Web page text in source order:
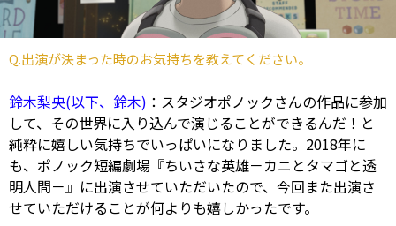
Q.出演が決まった時のお気持ちを教えてください。
鈴木梨央(以下、鈴木) ：スタジオポノックさんの作品に参加
して、その世界に入り込んで演じることができるんだ！と
純粋に嬉しい気持ちでいっぱいになりました。2018年に
も、ポノック短編劇場『ちいさな英雄－カニとタマゴと透
明人間－』に出演させていただいたので、今回また出演さ
せていただけることが何よりも嬉しかったです。